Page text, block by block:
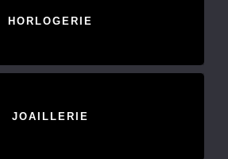
HORLOGERIE
JOAILLERIE